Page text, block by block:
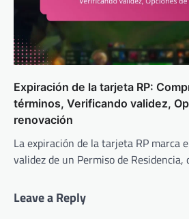
Expiración de la tarjeta RP:
términos, Verificando validez,
renovación
La expiración de la tarjeta RP marca
validez de un Permiso de Residencia,
Leave a Reply